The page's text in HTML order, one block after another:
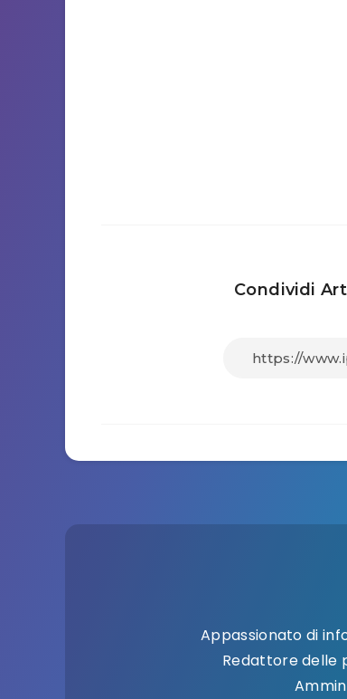
Condividi
Appassionato di
Redattore delle